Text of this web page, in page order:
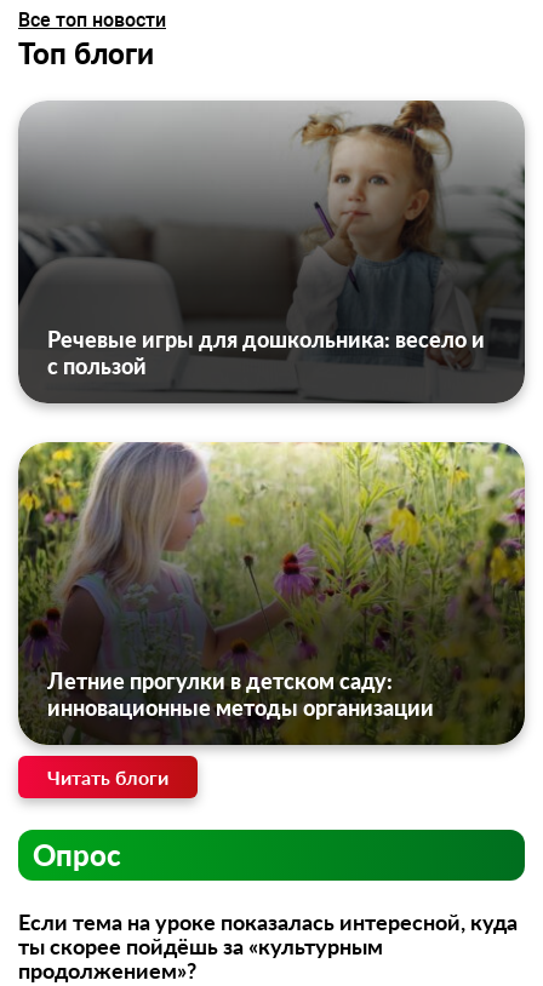
Все топ новости
Топ блоги
Речевые игры для дошкольника: весело и
с пользой
Летние прогулки в детском саду:
инновационные методы организации
Читать блоги
Опрос
Если тема на уроке показалась интересной, куда
ты скорее пойдёшь за «культурным
продолжением»?